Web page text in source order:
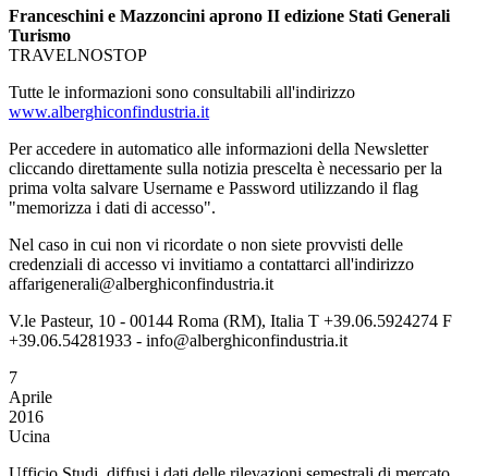
Franceschini e Mazzoncini aprono II edizione Stati Generali
Turismo
TRAVELNOSTOP
Tutte le informazioni sono consultabili all'indirizzo
www.alberghiconfindustria.it
Per accedere in automatico alle informazioni della Newsletter
cliccando direttamente sulla notizia prescelta è necessario per la
prima volta salvare Username e Password utilizzando il flag
"memorizza i dati di accesso".
Nel caso in cui non vi ricordate o non siete provvisti delle
credenziali di accesso vi invitiamo a contattarci all'indirizzo
affarigenerali@alberghiconfindustria.it
V.le Pasteur, 10 - 00144 Roma (RM), Italia T +39.06.5924274 F
+39.06.54281933 - info@alberghiconfindustria.it
7
Aprile
2016
Ucina